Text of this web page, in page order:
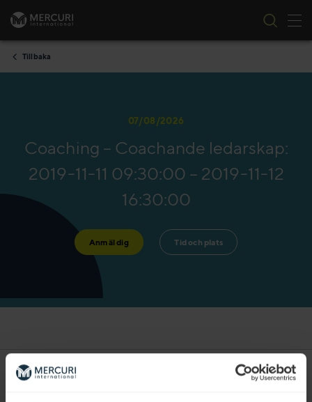
Skip to content
Tillbaka
07/08/2026
Coaching – Coachande ledarskap:
2019-11-11 09:30:00 – 2019-11-12
16:30:00
Anmäl dig Tid och plats
Bokningsinformation